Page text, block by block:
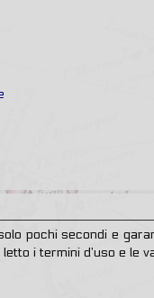
pochi secondi e
i termini d’uso e le